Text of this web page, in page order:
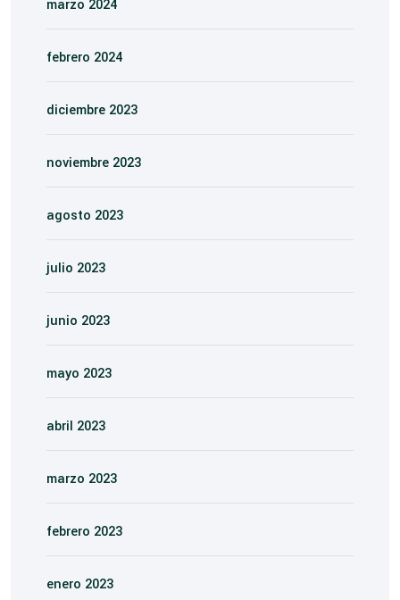
marzo 2024
febrero 2024
diciembre 2023
noviembre 2023
agosto 2023
julio 2023
junio 2023
mayo 2023
abril 2023
marzo 2023
febrero 2023
enero 2023